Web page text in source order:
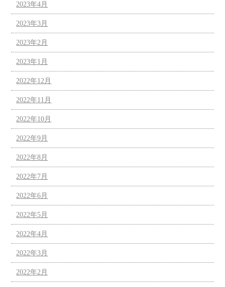
2023年4月
2023年3月
2023年2月
2023年1月
2022年12月
2022年11月
2022年10月
2022年9月
2022年8月
2022年7月
2022年6月
2022年5月
2022年4月
2022年3月
2022年2月